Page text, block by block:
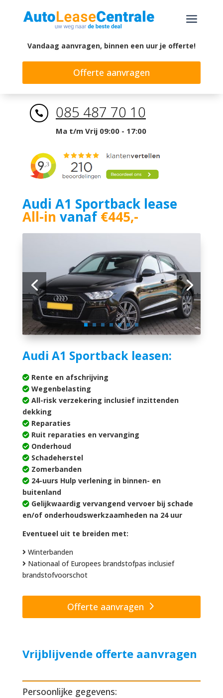
a
Vandaag aanvragen, binnen een uur je offerte!
Offerte aanvragen
 085 487 70 10
Ma t/m Vrij 09:00 - 17:00
Audi A1 Sportback lease
All-in vanaf€445,-
Audi A1 Sportback leasen:
Rente en afschrijving
Wegenbelasting
All-risk verzekering inclusief inzittenden
dekking
Reparaties
Ruit reparaties en vervanging
Onderhoud
Schadeherstel
Zomerbanden
24-uurs Hulp verlening in binnen- en
buitenland
Gelijkwaardig vervangend vervoer bij schade
en/of onderhoudswerkzaamheden na 24 uur
Eventueel uit te breiden met:
Winterbanden
Nationaal of Europees brandstofpas inclusief
brandstofvoorschot
Offerte aanvragen
Vrijblijvende offerte aanvragen
Persoonlijke gegevens: